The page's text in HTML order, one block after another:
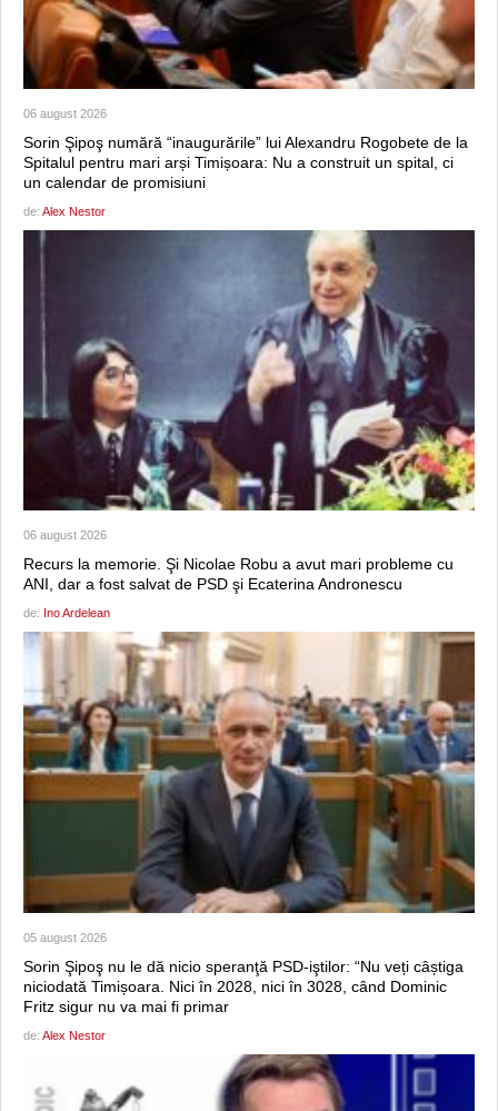
06 august 2026
Sorin Şipoş numără “inaugurările” lui Alexandru Rogobete de la
Spitalul pentru mari arși Timișoara: Nu a construit un spital, ci
un calendar de promisiuni
de: Alex Nestor
06 august 2026
Recurs la memorie. Şi Nicolae Robu a avut mari probleme cu
ANI, dar a fost salvat de PSD şi Ecaterina Andronescu
de: Ino Ardelean
05 august 2026
Sorin Şipoş nu le dă nicio speranţă PSD-iştilor: “Nu veți câștiga
niciodată Timișoara. Nici în 2028, nici în 3028, când Dominic
Fritz sigur nu va mai fi primar
de: Alex Nestor